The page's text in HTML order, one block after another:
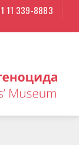
11 339-8883